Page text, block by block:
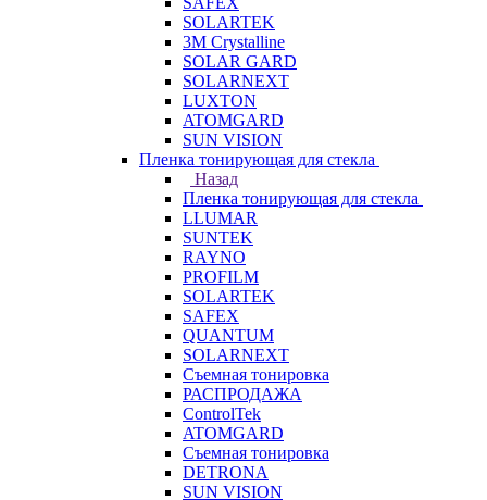
SOLARTEK
3M Crystalline
SOLAR GARD
SOLARNEXT
LUXTON
ATOMGARD
SUN VISION
Пленка тонирующая для стекла
Назад
Пленка тонирующая для стекла
LLUMAR
SUNTEK
RAYNO
PROFILM
SOLARTEK
SAFEX
QUANTUM
SOLARNEXT
Съемная тонировка
РАСПРОДАЖА
ControlTek
ATOMGARD
Съемная тонировка
DETRONA
SUN VISION